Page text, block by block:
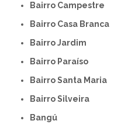
Bairro Campestre
Bairro Casa Branca
Bairro Jardim
Bairro Paraíso
Bairro Santa Maria
Bairro Silveira
Bangú